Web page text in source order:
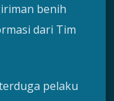
benih
dari Tim
pelaku